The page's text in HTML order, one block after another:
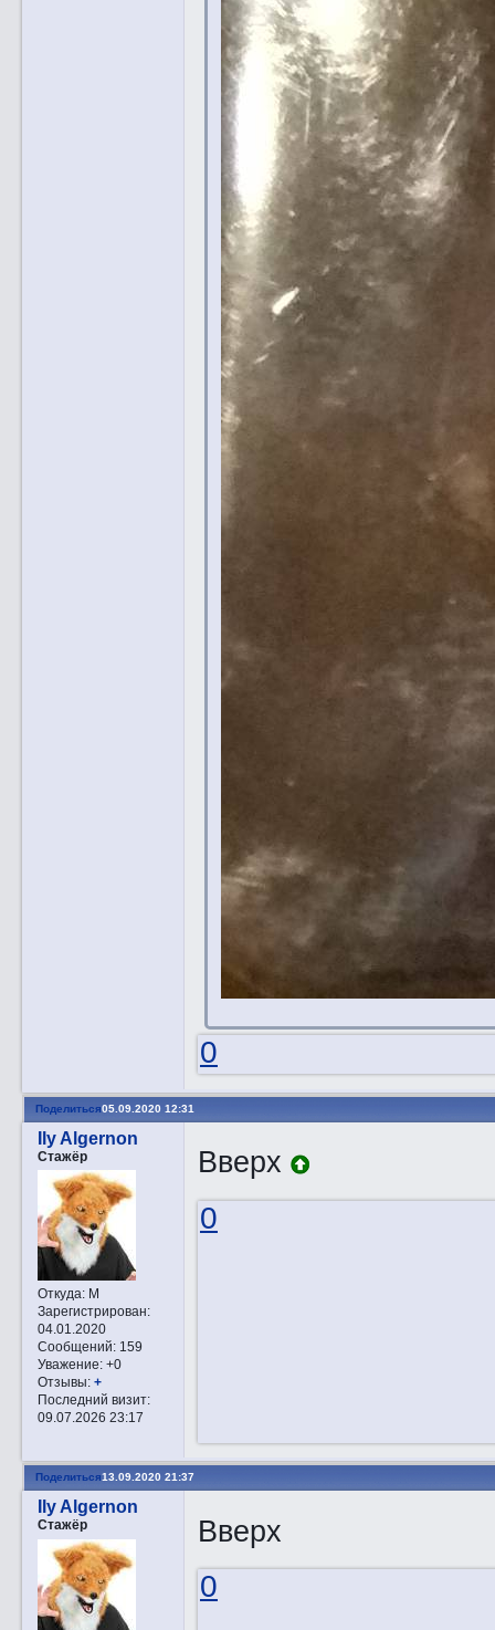
0
Поделиться05.09.2020 12:31
Ily Algernon
Стажёр
Откуда:М
Зарегистрирован:
04.01.2020
Сообщений:159
Уважение: +0
Отзывы: +
Последний визит:
09.07.2026 23:17
Вверх
0
Поделиться13.09.2020 21:37
Ily Algernon
Стажёр
Вверх
0